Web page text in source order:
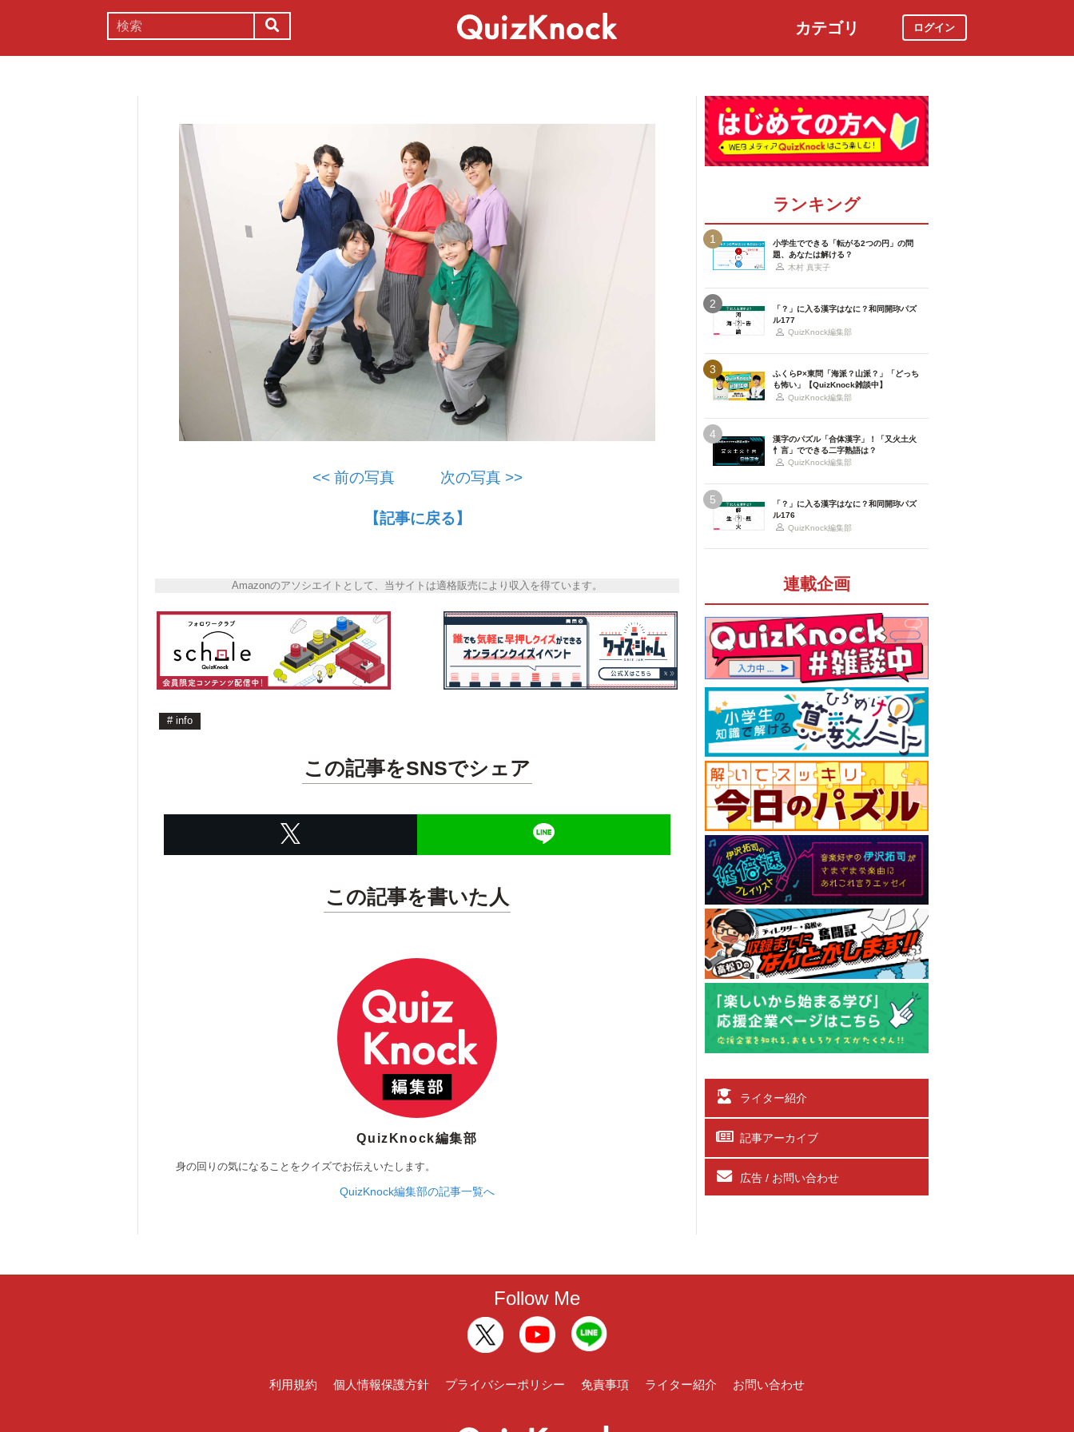
カテゴリ ログイン
<< 前の写真 次の写真 >>
【記事に戻る】
Amazonのアソシエイトとして、当サイトは適格販売により収入を得ています。
# info
この記事をSNSでシェア
この記事を書いた人
QuizKnock編集部
身の回りの気になることをクイズでお伝えいたします。
QuizKnock編集部の記事一覧へ
ランキング
1
小学生でできる「転がる2つの円」の問
題、あなたは解ける？
木村 真実子
2
「？」に入る漢字はなに？和同開珎パズ
ル177
QuizKnock編集部
3
ふくらP×東問「海派？山派？」「どっち
も怖い」【QuizKnock雑談中】
QuizKnock編集部
4
漢字のパズル「合体漢字」！「又火土火
忄言」でできる二字熟語は？
QuizKnock編集部
5
「？」に入る漢字はなに？和同開珎パズ
ル176
QuizKnock編集部
連載企画
ライター紹介
記事アーカイブ
広告 / お問い合わせ
Follow Me
利用規約 個人情報保護方針 プライバシーポリシー 免責事項 ライター紹介 お問い合わせ